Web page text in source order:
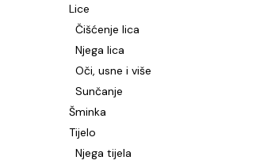
Lice
Čišćenje lica
Njega lica
Oči, usne i više
Sunčanje
Šminka
Tijelo
Njega tijela